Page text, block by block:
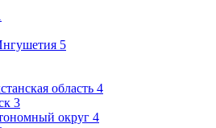
5
область 4
3
округ 4